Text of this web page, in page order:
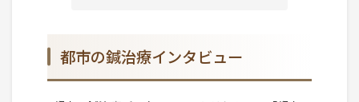
都市の鍼治療インタビュー